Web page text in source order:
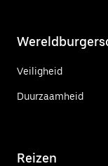
Veiligheid
Duurzaamheid
Reizen